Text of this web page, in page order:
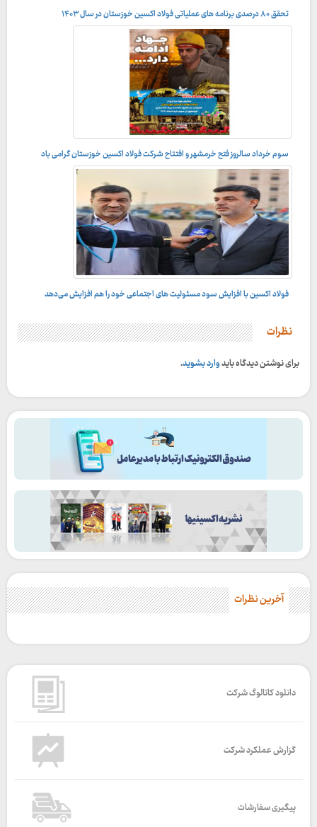
راه بی پایان تعالی سازمانی در شرکت فولاد اکسین خوزستان
تحقق ۸۰ درصدی برنامه های عملیاتی فولاد اکسین خوزستان در سال ۱۴۰۳
به بهانه سوم خرداد ۱۳۸۸؛
سوم خرداد سالروز فتح خرمشهر و افتتاح شرکت فولاد اکسین خوزستان گرامی باد
فولاد اکسین با افزایش سود مسئولیت های اجتماعی خود را هم افزایش می‌دهد
نظرات
برای نوشتن دیدگاه بایدوارد بشوید.
آخرین نظرات
دانلود کاتالوگ شرکت
گزارش عملکرد شرکت
پیگیری سفارشات